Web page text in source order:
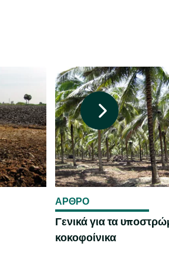
ΑΡΘΡΟ
Γενικά για τα
κοκοφοίνικα